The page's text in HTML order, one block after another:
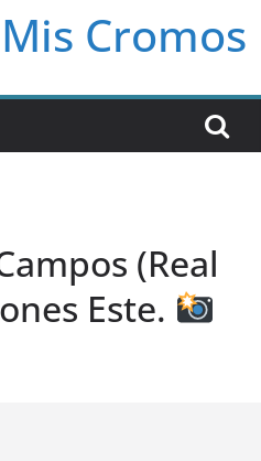
Cromos
(Real
Este.